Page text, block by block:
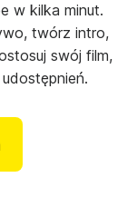
w kilka minut.
twórz intro,
swój film,